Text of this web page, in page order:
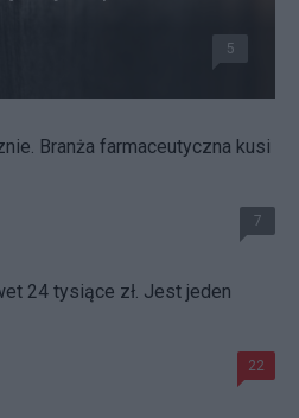
5
Branża farmaceutyczna kusi
7
24 tysiące zł. Jest jeden
22